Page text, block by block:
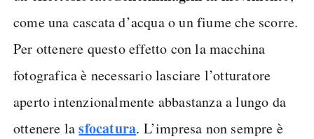
come una cascata d’acqua o un fiume che scorre.
Per ottenere questo effetto con la macchina
fotografica è necessario lasciare l’otturatore
aperto intenzionalmente abbastanza a lungo da
ottenere lasfocatura. L’impresa non sempre è